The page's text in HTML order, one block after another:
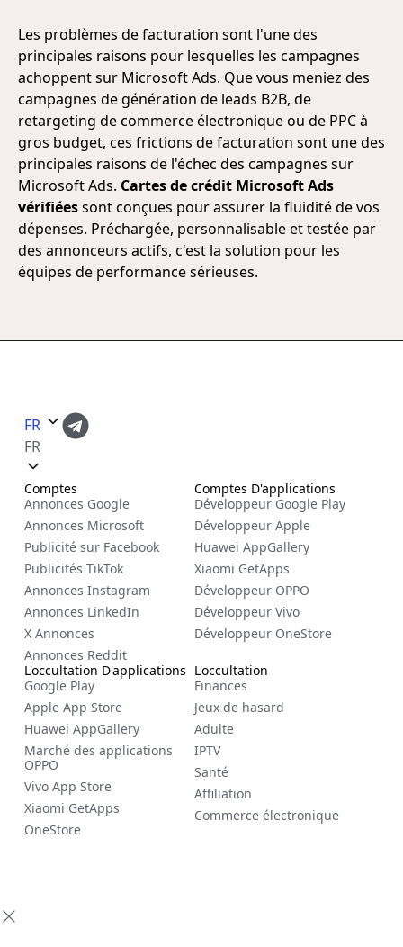
Les problèmes de facturation sont l'une des
principales raisons pour lesquelles les campagnes
achoppent sur Microsoft Ads. Que vous meniez des
campagnes de génération de leads B2B, de
retargeting de commerce électronique ou de PPC à
gros budget, ces frictions de facturation sont une des
principales raisons de l'échec des campagnes sur
Microsoft Ads. Cartes de crédit Microsoft Ads
vérifiéessont conçues pour assurer la fluidité de vos
dépenses. Préchargée, personnalisable et testée par
des annonceurs actifs, c'est la solution pour les
équipes de performance sérieuses.
FR
FR
Comptes
Annonces Google
Annonces Microsoft
Publicité sur Facebook
Publicités TikTok
Annonces Instagram
Annonces LinkedIn
X Annonces
Annonces Reddit
L'occultation
Finances
Jeux de hasard
Adulte
IPTV
Santé
Affiliation
Commerce électronique
Comptes D'applications
Développeur Google Play
Développeur Apple
Huawei AppGallery
Xiaomi GetApps
Développeur OPPO
Développeur Vivo
Développeur OneStore
L'occultation D'applications
Google Play
Apple App Store
Huawei AppGallery
Marché des applications
OPPO
Vivo App Store
Xiaomi GetApps
OneStore